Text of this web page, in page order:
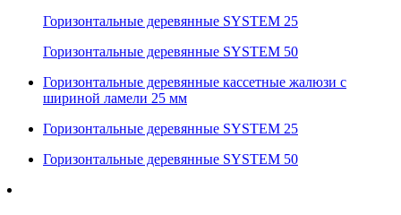
Горизонтальные деревянные SYSTEM 25
Горизонтальные деревянные SYSTEM 50
Горизонтальные деревянные кассетные жалюзи с
шириной ламели 25 мм
Горизонтальные деревянные SYSTEM 25
Горизонтальные деревянные SYSTEM 50